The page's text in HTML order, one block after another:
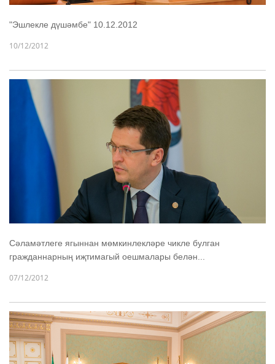
"Эшлекле дүшәмбе" 10.12.2012
10/12/2012
Сәламәтлеге ягыннан мөмкинлекләре чикле булган
гражданнарның иҗтимагый оешмалары белән...
07/12/2012